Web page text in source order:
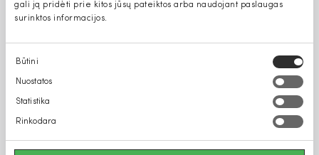
gali ją pridėti prie kitos jūsų pateiktos arba naudojant paslaugas
surinktos informacijos.
Sutikimo
pasirinkimas
Būtini
Nuostatos
Statistika
Rinkodara